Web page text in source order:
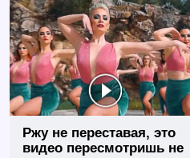
Ржу не переставая, это
видео пересмотришь не